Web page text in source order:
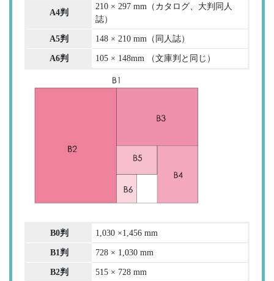
A4判
210 × 297 mm（カタログ、大判同人
誌）
A5判
148 × 210 mm（同人誌）
A6判
105 × 148mm （文庫判と同じ）
B0判
1,030 ×1,456 mm
B1判
728 × 1,030 mm
B2判
515 × 728 mm